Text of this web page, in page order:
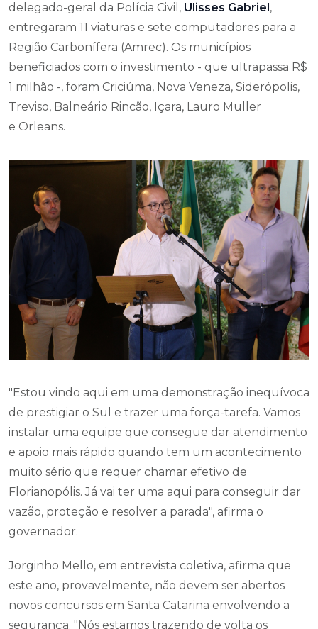
delegado-geral da Polícia Civil, Ulisses Gabriel ,
entregaram 11 viaturas e sete computadores para a
Região Carbonífera (Amrec). Os municípios
beneficiados com o investimento - que ultrapassa R$
1 milhão -, foram Criciúma, Nova Veneza, Siderópolis,
Treviso, Balneário Rincão, Içara, Lauro Muller
e Orleans.
"Estou vindo aqui em uma demonstração inequívoca
de prestigiar o Sul e trazer uma força-tarefa. Vamos
instalar uma equipe que consegue dar atendimento
e apoio mais rápido quando tem um acontecimento
muito sério que requer chamar efetivo de
Florianopólis. Já vai ter uma aqui para conseguir dar
vazão, proteção e resolver a parada", afirma o
governador.
Jorginho Mello, em entrevista coletiva, afirma que
este ano, provavelmente, não devem ser abertos
novos concursos em Santa Catarina envolvendo a
segurança. "Nós estamos trazendo de volta os